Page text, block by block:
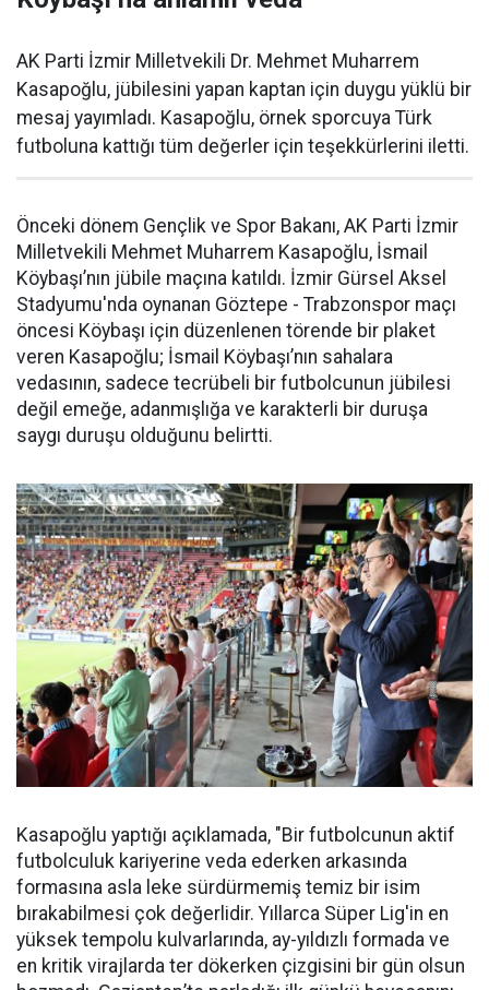
AK Parti İzmir Milletvekili Dr. Mehmet Muharrem
Kasapoğlu, jübilesini yapan kaptan için duygu yüklü bir
mesaj yayımladı. Kasapoğlu, örnek sporcuya Türk
futboluna kattığı tüm değerler için teşekkürlerini iletti.
Önceki dönem Gençlik ve Spor Bakanı, AK Parti İzmir
Milletvekili Mehmet Muharrem Kasapoğlu, İsmail
Köybaşı’nın jübile maçına katıldı. İzmir Gürsel Aksel
Stadyumu'nda oynanan Göztepe - Trabzonspor maçı
öncesi Köybaşı için düzenlenen törende bir plaket
veren Kasapoğlu; İsmail Köybaşı’nın sahalara
vedasının, sadece tecrübeli bir futbolcunun jübilesi
değil emeğe, adanmışlığa ve karakterli bir duruşa
saygı duruşu olduğunu belirtti.
Kasapoğlu yaptığı açıklamada, "Bir futbolcunun aktif
futbolculuk kariyerine veda ederken arkasında
formasına asla leke sürdürmemiş temiz bir isim
bırakabilmesi çok değerlidir. Yıllarca Süper Lig'in en
yüksek tempolu kulvarlarında, ay-yıldızlı formada ve
en kritik virajlarda ter dökerken çizgisini bir gün olsun